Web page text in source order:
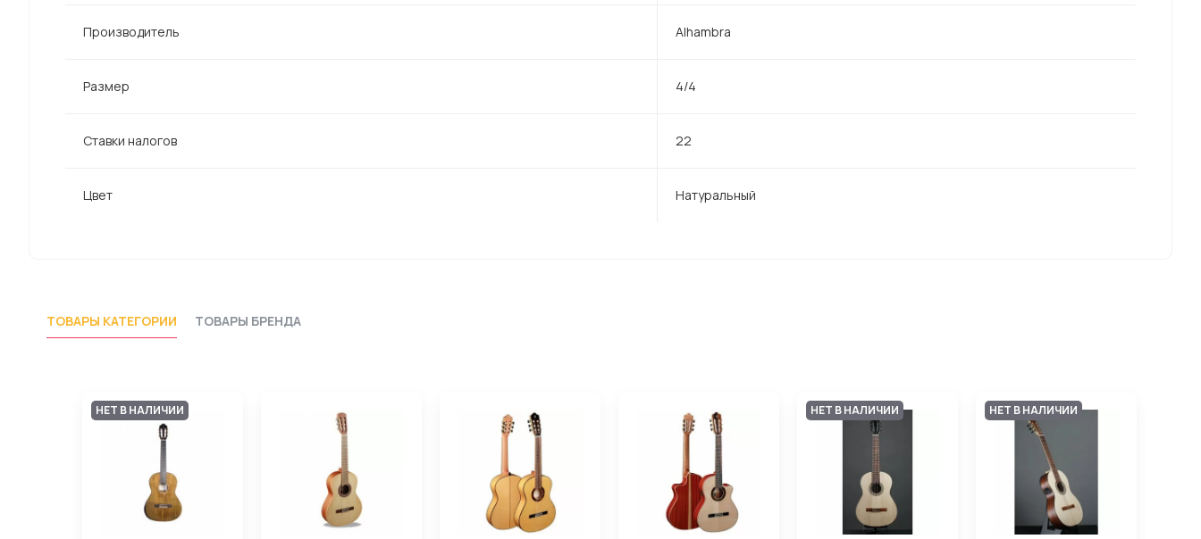
Производитель Alhambra
Размер 4/4
Ставки налогов 22
Цвет Натуральный
ТОВАРЫ КАТЕГОРИИ ТОВАРЫ БРЕНДА
НЕТ В НАЛИЧИИ НЕТ В НАЛИЧИИ НЕТ В НАЛИЧИИ